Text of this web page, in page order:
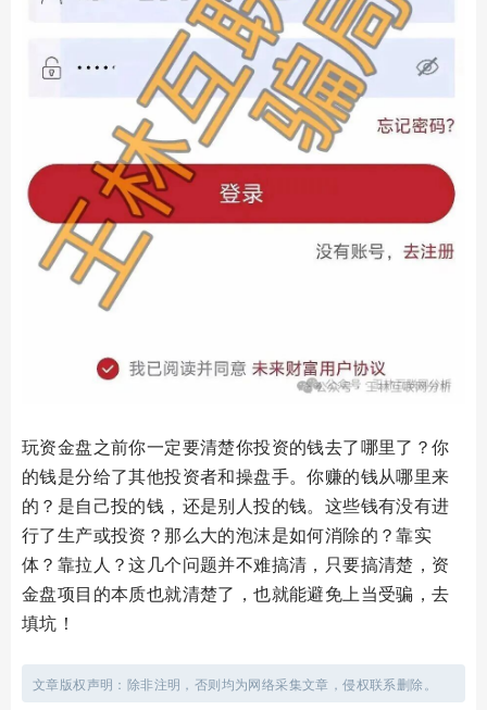
玩资金盘之前你一定要清楚你投资的钱去了哪里了？你
的钱是分给了其他投资者和操盘手。你赚的钱从哪里来
的？是自己投的钱，还是别人投的钱。这些钱有没有进
行了生产或投资？那么大的泡沫是如何消除的？靠实
体？靠拉人？这几个问题并不难搞清，只要搞清楚，资
金盘项目的本质也就清楚了，也就能避免上当受骗，去
填坑！
文章版权声明：除非注明，否则均为网络采集文章，侵权联系删除。